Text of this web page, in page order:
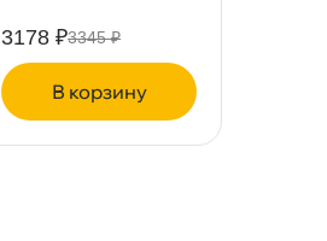
3178 ₽3345 ₽
корзину